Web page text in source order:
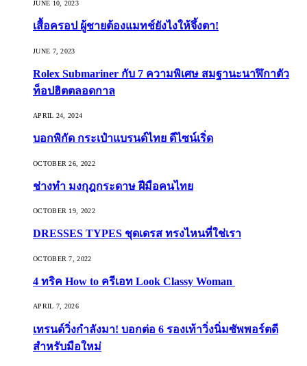
JUNE 10, 2023
เสื้อครอป ผู้ชายต้องแมทช์ยังไงให้จึ้งตา!
JUNE 7, 2023
Rolex Submariner กับ 7 ความพิเศษ สมฐานะนาฬิกาตัว
ท็อปฮิตตลอดกาล
APRIL 24, 2024
บอกพิกัด กระเป๋าแบรนด์ไทย ดีไซน์เริ่ด
OCTOBER 26, 2022
ช่างทำ มงกุฎกระดาษ ฝีมือคนไทย
OCTOBER 19, 2022
DRESSES TYPES ชุดเดรส ทรงไหนที่ใช่เรา
OCTOBER 7, 2022
4 ทริค How to ครีเอท Look Classy Woman
APRIL 7, 2026
เทรนด์วิ่งกำลังมา! บอกต่อ 6 รองเท้าวิ่งนิ่มซัพพอร์ตดี
สำหรับมือใหม่